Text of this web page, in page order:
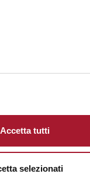
Accetta tutti
selezionati